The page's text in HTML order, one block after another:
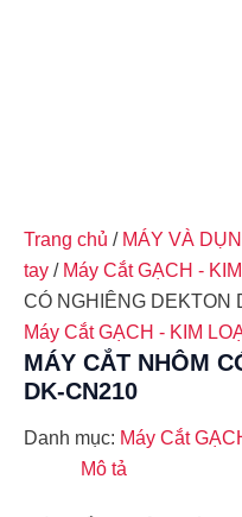
Trang chủ / MÁY VÀ
tay / Máy Cắt GẠCH -
CÓ NGHIÊNG DEKTON
Máy Cắt GẠCH - KIM
MÁY CẮT NHÔM
DK-CN210
Danh mục: Máy Cắt
Mô tả